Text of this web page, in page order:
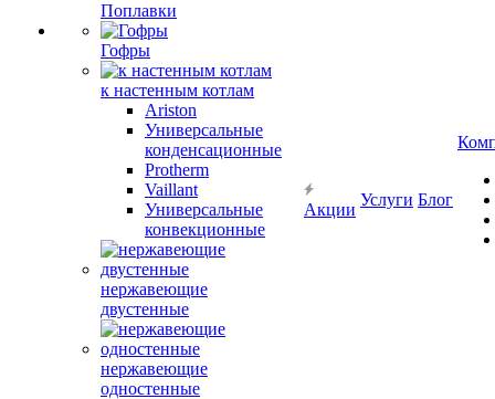
Поплавки
Гофры
к настенным котлам
Ariston
Универсальные
конденсационные
Protherm
Vaillant
Универсальные
конвекционные
нержавеющие
двустенные
нержавеющие
одностенные
Акции
Услуги Блог